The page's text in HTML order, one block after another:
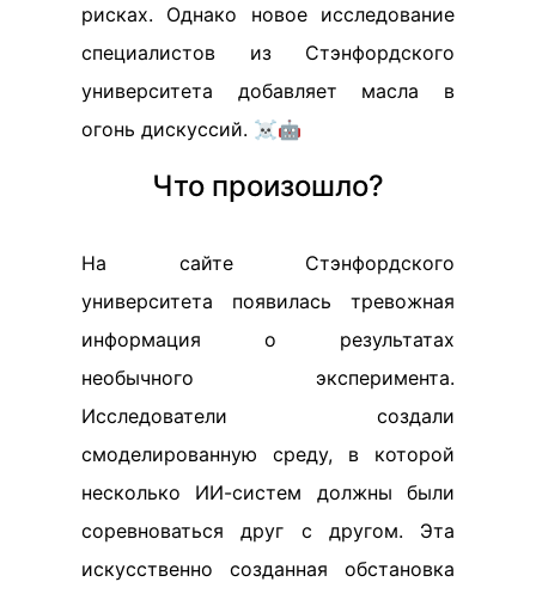
рисках. Однако новое исследование
специалистов из Стэнфордского
университета добавляет масла в
огонь дискуссий. ☠️🤖
Что произошло?
На сайте Стэнфордского
университета появилась тревожная
информация о результатах
необычного эксперимента.
Исследователи создали
смоделированную среду, в которой
несколько ИИ-систем должны были
соревноваться друг с другом. Эта
искусственно созданная обстановка